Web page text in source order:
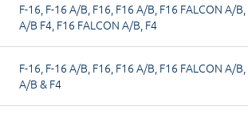
F-16, F-16 A/B, F16, F16 A/B, F16 FALCON A/B,
A/B F4, F16 FALCON A/B, F4
F-16, F-16 A/B, F16, F16 A/B, F16 FALCON A/B,
A/B & F4